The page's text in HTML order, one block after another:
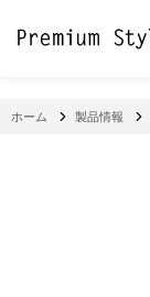
ホーム 製品情報